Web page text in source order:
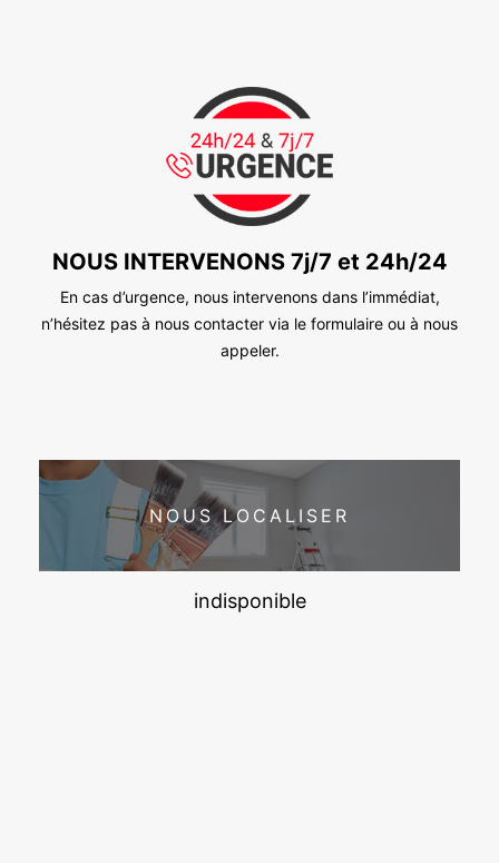
NOUS INTERVENONS 7j/7 et 24h/24
En cas d’urgence, nous intervenons dans l’immédiat,
n’hésitez pas à nous contacter via le formulaire ou à nous
appeler.
NOUS LOCALISER
indisponible